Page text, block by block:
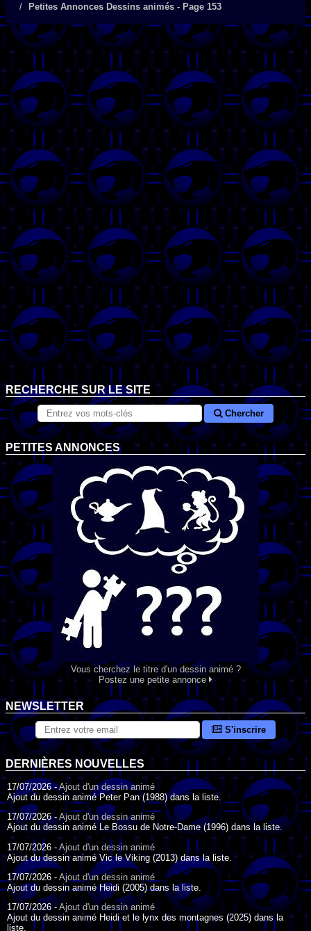
Petites Annonces Dessins animés - Page 153
RECHERCHE SUR LE SITE
Chercher
PETITES ANNONCES
Vous cherchez le titre d'un dessin animé ?
Postez une petite annonce
NEWSLETTER
S'inscrire
DERNIÈRES NOUVELLES
17/07/2026 -Ajout d'un dessin animé
Ajout du dessin animé Peter Pan (1988) dans la liste.
17/07/2026 -Ajout d'un dessin animé
Ajout du dessin animé Le Bossu de Notre-Dame (1996) dans la liste.
17/07/2026 - Ajout d'un dessin animé
Ajout du dessin animé Vic le Viking (2013) dans la liste.
17/07/2026 - Ajout d'un dessin animé
Ajout du dessin animé Heidi (2005) dans la liste.
17/07/2026 -Ajout d'un dessin animé
Ajout du dessin animé Heidi et le lynx des montagnes (2025) dans la
liste.